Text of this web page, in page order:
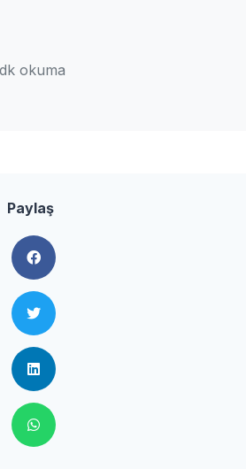
okuma
Paylaş